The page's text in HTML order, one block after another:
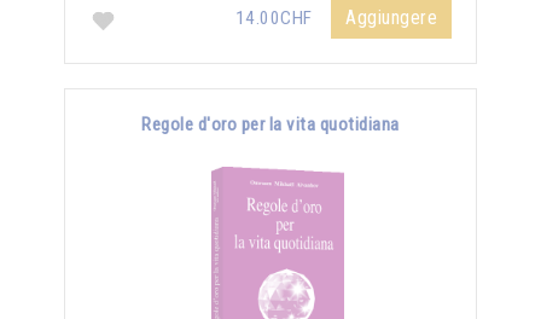
14.00CHF
Aggiungere
Regole d'oro per la vita quotidiana